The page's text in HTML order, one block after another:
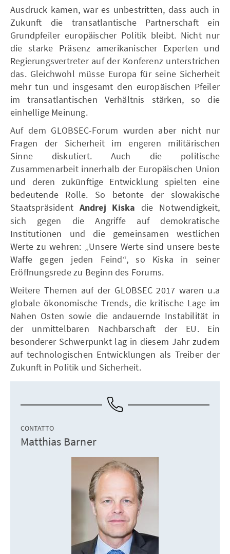
Ausdruck kamen, war es unbestritten, dass auch in
Zukunft die transatlantische Partnerschaft ein
Grundpfeiler europäischer Politik bleibt. Nicht nur
die starke Präsenz amerikanischer Experten und
Regierungsvertreter auf der Konferenz unterstrichen
das. Gleichwohl müsse Europa für seine Sicherheit
mehr tun und insgesamt den europäischen Pfeiler
im transatlantischen Verhältnis stärken, so die
einhellige Meinung.
Auf dem GLOBSEC-Forum wurden aber nicht nur
Fragen der Sicherheit im engeren militärischen
Sinne diskutiert. Auch die politische
Zusammenarbeit innerhalb der Europäischen Union
und deren zukünftige Entwicklung spielten eine
bedeutende Rolle. So betonte der slowakische
Staatspräsident Andrej Kiska die Notwendigkeit,
sich gegen die Angriffe auf demokratische
Institutionen und die gemeinsamen westlichen
Werte zu wehren: „Unsere Werte sind unsere beste
Waffe gegen jeden Feind“, so Kiska in seiner
Eröffnungsrede zu Beginn des Forums.
Weitere Themen auf der GLOBSEC 2017 waren u.a
globale ökonomische Trends, die kritische Lage im
Nahen Osten sowie die andauernde Instabilität in
der unmittelbaren Nachbarschaft der EU. Ein
besonderer Schwerpunkt lag in diesem Jahr zudem
auf technologischen Entwicklungen als Treiber der
Zukunft in Politik und Sicherheit.
CONTATTO
Matthias Barner